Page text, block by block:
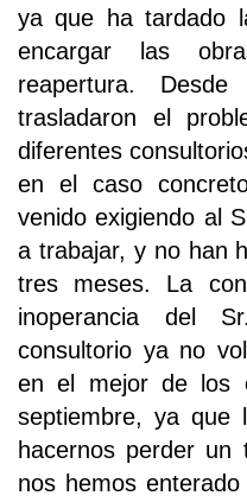
ya que ha tardado
encargar las
reapertura.
trasladaron el
diferentes
en el caso
venido exigiendo al
a trabajar, y no han
tres meses. La
inoperancia del
consultorio ya no
en el mejor de los
septiembre, ya que
hacernos perder un
nos hemos